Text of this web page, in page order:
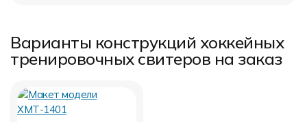
Варианты конструкций хоккейных
тренировочных свитеров на заказ